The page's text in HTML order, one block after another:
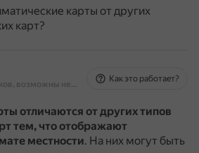
карты от других
карт?
На основе источников, возможны неточности
Как это работает?
отличаются от других типов
тем, что отображают
местности. На них могут быть